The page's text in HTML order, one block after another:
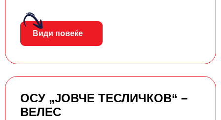
Види повеќе
ОСУ „ЈОВЧЕ ТЕСЛИЧКОВ“ –
ВЕЛЕС